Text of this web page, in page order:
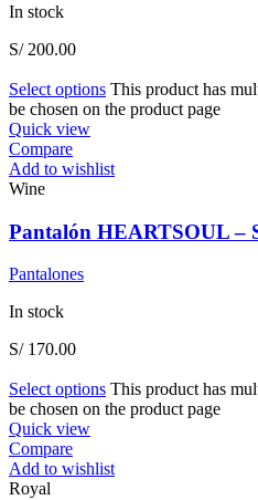
In stock
S/200.00
Select options This product has
be chosen on the product page
Quick view
Compare
Add to wishlist
Wine
Pantalón HEARTSOUL –
Pantalones
In stock
S/170.00
Select options This product has
be chosen on the product page
Quick view
Compare
Add to wishlist
Royal